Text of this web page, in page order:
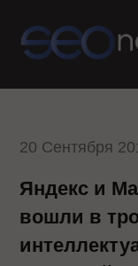
20 Сентября
Яндекс и
вошли в